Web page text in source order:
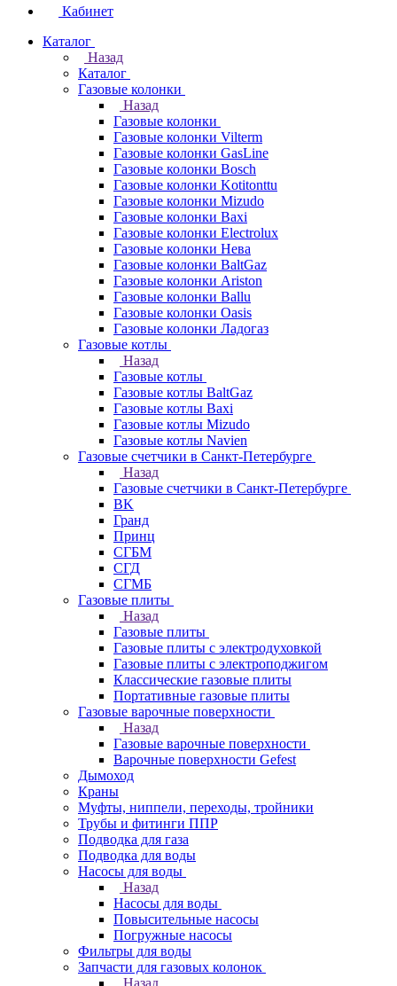
Кабинет
Каталог
Назад
Каталог
Газовые колонки
Назад
Газовые колонки
Газовые колонки Vilterm
Газовые колонки GasLine
Газовые колонки Bosch
Газовые колонки Kotitonttu
Газовые колонки Mizudo
Газовые колонки Baxi
Газовые колонки Electrolux
Газовые колонки Нева
Газовые колонки BaltGaz
Газовые колонки Ariston
Газовые колонки Ballu
Газовые колонки Oasis
Газовые колонки Ладогаз
Газовые котлы
Назад
Газовые котлы
Газовые котлы BaltGaz
Газовые котлы Baxi
Газовые котлы Mizudo
Газовые котлы Navien
Газовые счетчики в Санкт-Петербурге
Назад
Газовые счетчики в Санкт-Петербурге
BK
Гранд
Принц
СГБМ
СГД
СГМБ
Газовые плиты
Назад
Газовые плиты
Газовые плиты с электродуховкой
Газовые плиты с электроподжигом
Классические газовые плиты
Портативные газовые плиты
Газовые варочные поверхности
Назад
Газовые варочные поверхности
Варочные поверхности Gefest
Дымоход
Краны
Муфты, ниппели, переходы, тройники
Трубы и фитинги ППР
Подводка для газа
Подводка для воды
Насосы для воды
Назад
Насосы для воды
Повысительные насосы
Погружные насосы
Фильтры для воды
Запчасти для газовых колонок
Назад